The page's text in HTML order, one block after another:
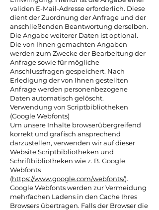
validen E-Mail-Adresse erforderlich. Diese
dient der Zuordnung der Anfrage und der
anschließenden Beantwortung derselben.
Die Angabe weiterer Daten ist optional.
Die von Ihnen gemachten Angaben
werden zum Zwecke der Bearbeitung der
Anfrage sowie für mögliche
Anschlussfragen gespeichert. Nach
Erledigung der von Ihnen gestellten
Anfrage werden personenbezogene
Daten automatisch gelöscht.
Verwendung von Scriptbibliotheken
(Google Webfonts)
Um unsere Inhalte browserübergreifend
korrekt und grafisch ansprechend
darzustellen, verwenden wir auf dieser
Website Scriptbibliotheken und
Schriftbibliotheken wie z. B. Google
Webfonts
(https://www.google.com/webfonts/).
Google Webfonts werden zur Vermeidung
mehrfachen Ladens in den Cache Ihres
Browsers übertragen. Falls der Browser die